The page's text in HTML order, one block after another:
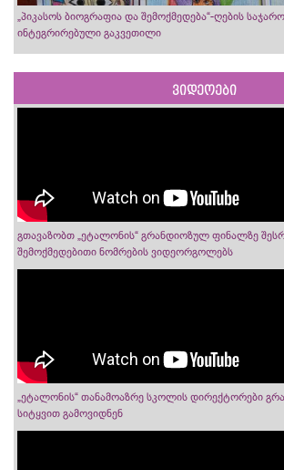
„პიკასოს ბიოგრაფია და შემოქმედება“-ღების
ინტეგრირებული გაკვეთილი
ვიდეოები
გთავაზობთ „ეტალონის“ გრანდიოზულ ფინალზე
შემოქმედებითი ნომრების ვიდეორგოლებს
„ეტალონის“ თანამოაზრე სკოლის დირექტორები
სიტყვით გამოვიდნენ